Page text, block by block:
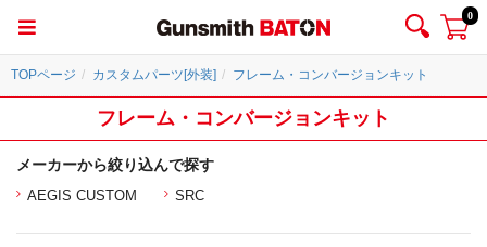
0
TOPページ カスタムパーツ[外装] フレーム・コンバージョンキット
フレーム・コンバージョンキット
メーカーから絞り込んで探す
AEGIS CUSTOM SRC